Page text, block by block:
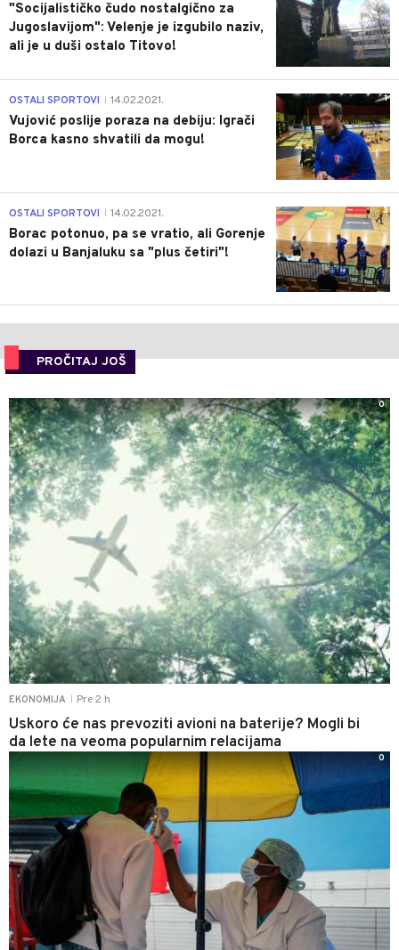
"Socijalističko čudo nostalgično za
Jugoslavijom": Velenje je izgubilo naziv,
ali je u duši ostalo Titovo!
1
OSTALI SPORTOVI 14.02.2021.
Vujović poslije poraza na debiju: Igrači
Borca kasno shvatili da mogu!
3
OSTALI SPORTOVI 14.02.2021.
Borac potonuo, pa se vratio, ali Gorenje
dolazi u Banjaluku sa "plus četiri"!
PROČITAJ JOŠ
EKONOMIJA Pre 2 h
Uskoro će nas prevoziti avioni na baterije? Mogli bi
da lete na veoma popularnim relacijama
0
0